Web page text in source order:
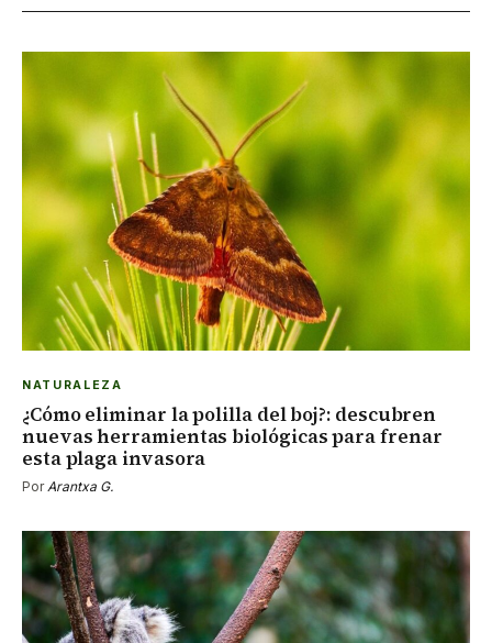
NATURALEZA
¿Cómo eliminar la polilla del boj?: descubren
nuevas herramientas biológicas para frenar
esta plaga invasora
Por Arantxa G.